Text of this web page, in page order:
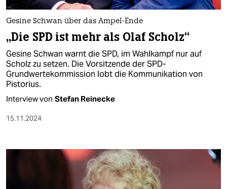
Gesine Schwan über das Ampel-Ende
„Die SPD ist mehr als Olaf Scholz“
Gesine Schwan warnt die SPD, im Wahlkampf nur auf
Scholz zu setzen. Die Vorsitzende der SPD-
Grundwertekommission lobt die Kommunikation von
Pistorius.
Interview von Stefan Reinecke
15.11.2024